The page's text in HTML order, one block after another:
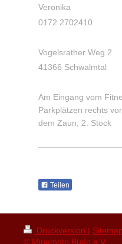
Veronika
0172 2702410
Vogelsrather Weg 2
41366 Schwalmtal
Am Eingang vom
Parkplätzen rechts
dem Zaun, 2. Stock
Teilen
Druckversion | Sitemap
© Minamoto Budo e.V.